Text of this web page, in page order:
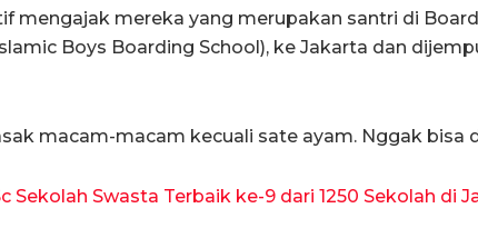
mengajak mereka yang merupakan santri di
Boys Boarding School), ke Jakarta dan
macam-macam kecuali sate ayam. Nggak bisa
Sekolah Swasta Terbaik ke-9 dari 1250 Sekolah di